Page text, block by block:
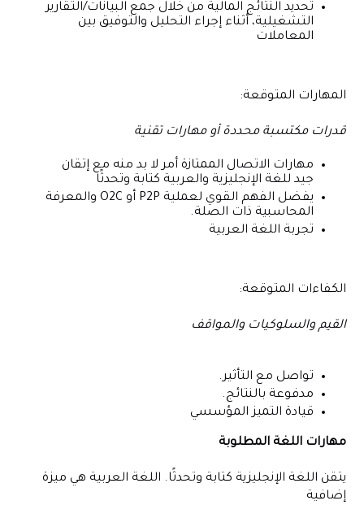
تحديد النتائج المالية من خلال جمع البيانات/التقارير
التشغيلية، أثناء إجراء التحليل والتوفيق بين
المعاملات
المهارات المتوقعة:
قدرات مكتسبة محددة أو مهارات تقنية
مهارات الاتصال الممتازة أمر لا بد منه مع إتقان
جيد للغة الإنجليزية والعربية كتابة وتحدثًا
يفضل الفهم القوي لعملية P2P أو O2C والمعرفة
المحاسبية ذات الصلة.
تجربة اللغة العربية
الكفاءات المتوقعة:
القيم والسلوكيات والمواقف
تواصل مع التأثير.
مدفوعة بالنتائج.
قيادة التميز المؤسسي
مهارات اللغة المطلوبة
يتقن اللغة الإنجليزية كتابة وتحدثًا. اللغة العربية هي ميزة
إضافية